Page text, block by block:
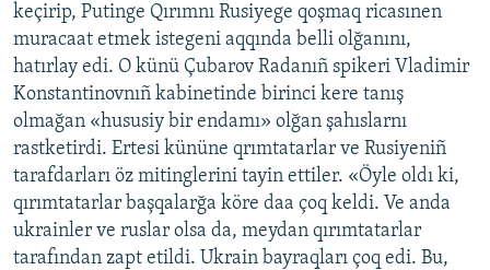
keçirip, Putinge Qırımnı Rusiyege qoşmaq ricasınen
muracaat etmek istegeni aqqında belli olğanını,
hatırlay edi. O künü Çubarov Radanıñ spikeri Vladimir
Konstantinovnıñ kabinetinde birinci kere tanış
olmağan «hususiy bir endamı» olğan şahıslarnı
rastketirdi. Ertesi kününe qrımtatarlar ve Rusiyeniñ
tarafdarları öz mitinglerini tayin ettiler. «Öyle oldı ki,
qırımtatarlar başqalarğa köre daa çoq keldi. Ve anda
ukrainler ve ruslar olsa da, meydan qırımtatarlar
tarafından zapt etildi. Ukrain bayraqları çoq edi. Bu,